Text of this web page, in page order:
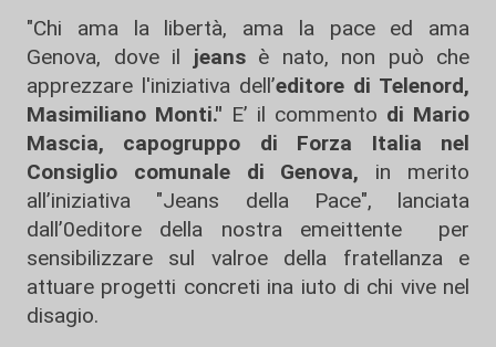
"Chi ama la libertà, ama la pace ed ama
Genova, dove il jeansè nato, non può che
apprezzare l'iniziativa dell’editore di Telenord,
Masimiliano Monti." E’ il commento di Mario
Mascia, capogruppo di Forza Italia nel
Consiglio comunale di Genova, in merito
all’iniziativa "Jeans della Pace", lanciata
dall’0editore della nostra emeittente per
sensibilizzare sul valroe della fratellanza e
attuare progetti concreti ina iuto di chi vive nel
disagio.